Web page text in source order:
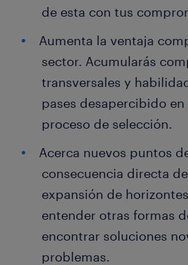
de esta con tus
Aumenta la ventaja
sector. Acumularás
transversales y
pases desapercibido
proceso de selección.
Acerca nuevos puntos
consecuencia directa
expansión de
entender otras formas
encontrar soluciones
problemas.